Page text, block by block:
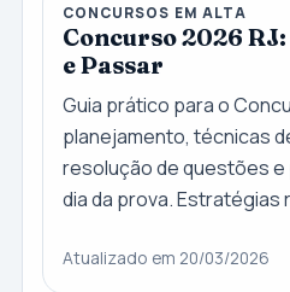
CONCURSOS EM ALTA
Concurso 2026
e Passar
Guia prático para o
planejamento, técnicas
resolução de questões
dia da prova. Estratégias
Atualizado em 20/03/2026